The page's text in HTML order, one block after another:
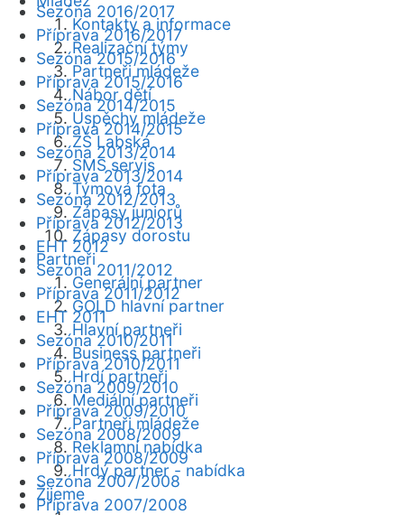
Kontakty a informace
Realizační týmy
Partneři mládeže
Nábor dětí
Úspěchy mládeže
ZŠ Labská
SMS servis
Týmová fota
Zápasy juniorů
Zápasy dorostu
Partneři
Generální partner
GOLD hlavní partner
Hlavní partneři
Business partneři
Hrdí partneři
Mediální partneři
Partneři mládeže
Reklamní nabídka
Hrdý partner - nabídka
Žijeme
Sezóna 2016/2017
Příprava 2016/2017
Sezóna 2015/2016
Příprava 2015/2016
Sezóna 2014/2015
Příprava 2014/2015
Sezóna 2013/2014
Příprava 2013/2014
Sezóna 2012/2013
Příprava 2012/2013
EHT 2012
Sezóna 2011/2012
Příprava 2011/2012
EHT 2011
Sezóna 2010/2011
Příprava 2010/2011
Sezóna 2009/2010
Příprava 2009/2010
Sezóna 2008/2009
Příprava 2008/2009
Sezóna 2007/2008
Příprava 2007/2008